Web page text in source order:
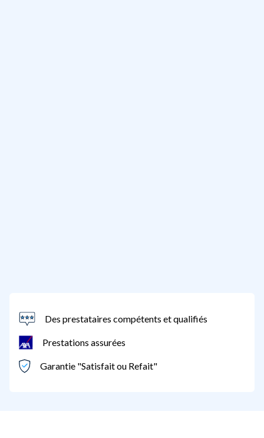
Des prestataires compétents et qualifiés
Prestations assurées
Garantie "Satisfait ou Refait"